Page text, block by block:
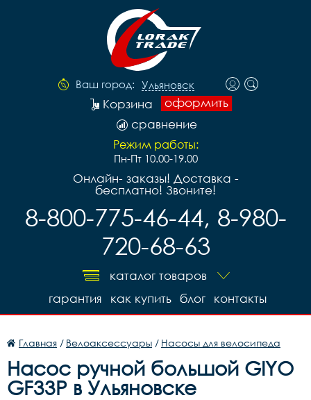
Ваш город: Ульяновск
оформить
Корзина
сравнение
Режим работы:
Пн-Пт 10.00-19.00
Онлайн- заказы! Доставка -
бесплатно! Звоните!
8-800-775-46-44, 8-980-
720-68-63
каталог товаров
контакты
блог
как купить
гарантия
Главная / Велоаксессуары / Насосы для велосипеда
Насос ручной большой GIYO
GF33P в Ульяновске